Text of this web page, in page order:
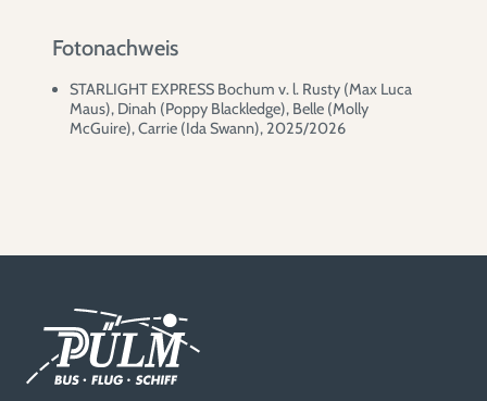
Fotonachweis
STARLIGHT EXPRESS Bochum v. l. Rusty (Max Luca
Maus), Dinah (Poppy Blackledge), Belle (Molly
McGuire), Carrie (Ida Swann), 2025/2026